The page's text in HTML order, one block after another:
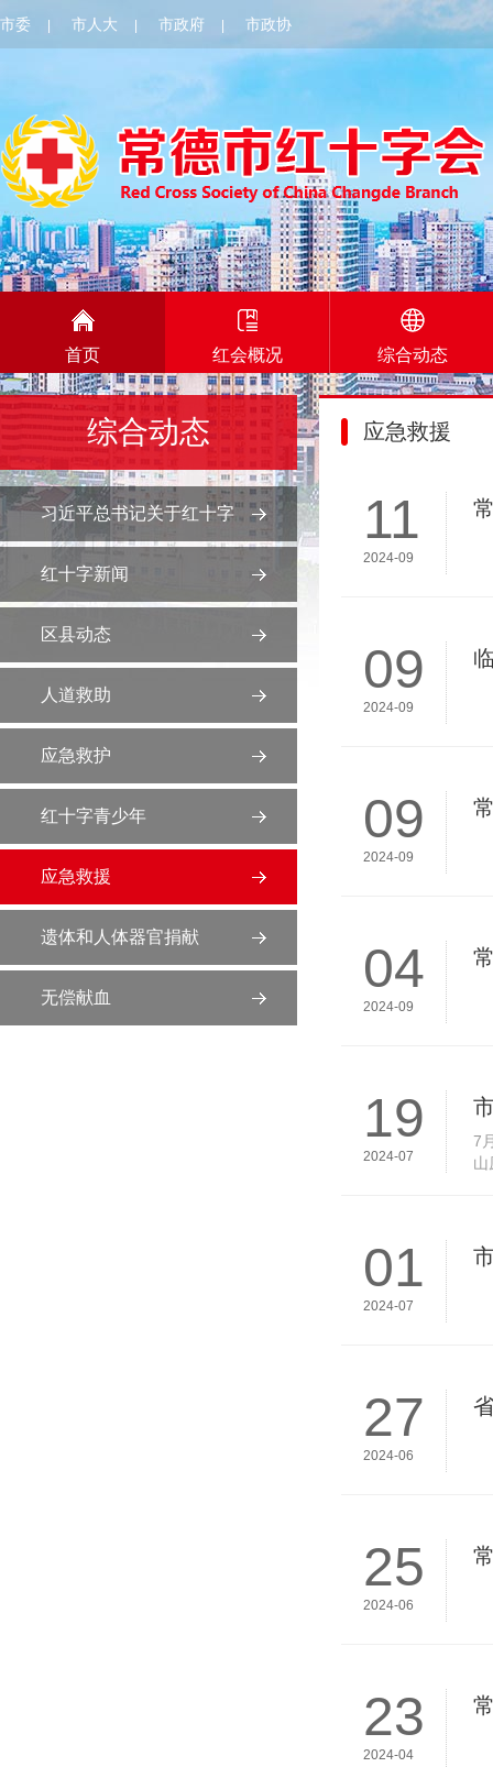
市委 市人大 市政府 市政协
首页 红会概况 综合动态
综合动态
习近平总书记关于红十字
事业的重要指示精神
红十字新闻
区县动态
人道救助
应急救护
红十字青少年
应急救援
遗体和人体器官捐献
无偿献血
应急救援
11
2024-09
09
2024-09
09
2024-09
04
2024-09
19
2024-07
7
山
01
2024-07
27
2024-06
25
2024-06
23
2024-04